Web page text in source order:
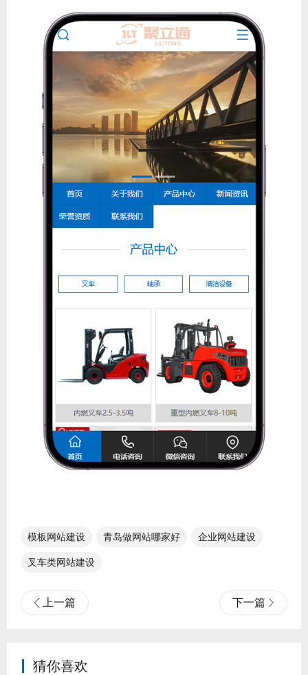
模板网站建设 青岛做网站哪家好 企业网站建设
叉车类网站建设
上一篇 下一篇
猜你喜欢